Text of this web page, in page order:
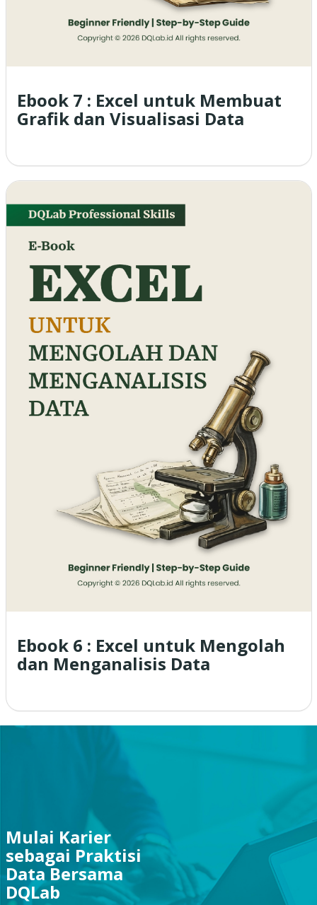
Ebook 7 : Excel untuk Membuat
Grafik dan Visualisasi Data
Ebook 6 : Excel untuk Mengolah
dan Menganalisis Data
Mulai Karier
sebagai Praktisi
Data Bersama
DQLab